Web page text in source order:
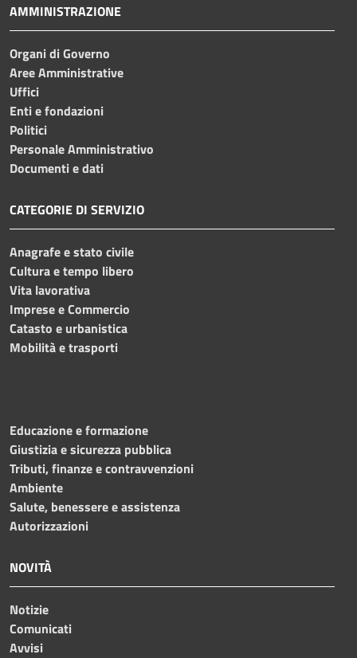
AMMINISTRAZIONE
Organi di Governo
Aree Amministrative
Uffici
Enti e fondazioni
Politici
Personale Amministrativo
Documenti e dati
CATEGORIE DI SERVIZIO
Anagrafe e stato civile
Cultura e tempo libero
Vita lavorativa
Imprese e Commercio
Catasto e urbanistica
Mobilità e trasporti
Educazione e formazione
Giustizia e sicurezza pubblica
Tributi, finanze e contravvenzioni
Ambiente
Salute, benessere e assistenza
Autorizzazioni
NOVITÀ
Notizie
Comunicati
Avvisi